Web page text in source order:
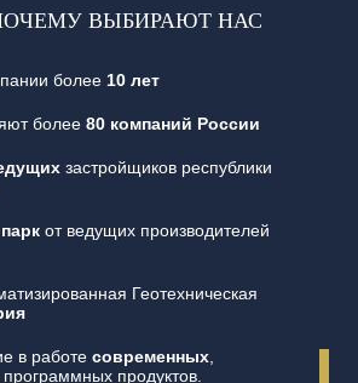
ВЫБИРАЮТ НАС
более 10 лет
более 80 компаний России
застройщиков республики
от ведущих производителей
Геотехническая
в работе современных,
продуктов.